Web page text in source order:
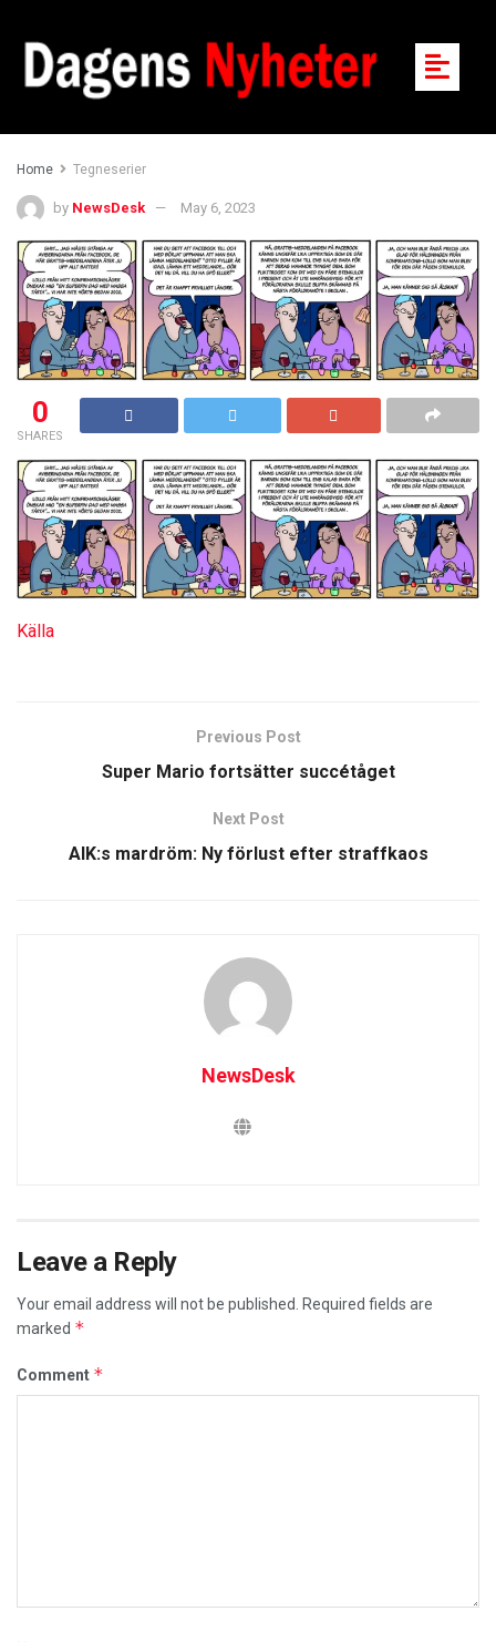
Home Tegneserier
by NewsDesk May 6, 2023
0
SHARES
Källa
Previous Post
Super Mario fortsätter succétåget
Next Post
AIK:s mardröm: Ny förlust efter straffkaos
NewsDesk
Leave a Reply
Your email address will not be published.
Required fields are
marked *
Comment *